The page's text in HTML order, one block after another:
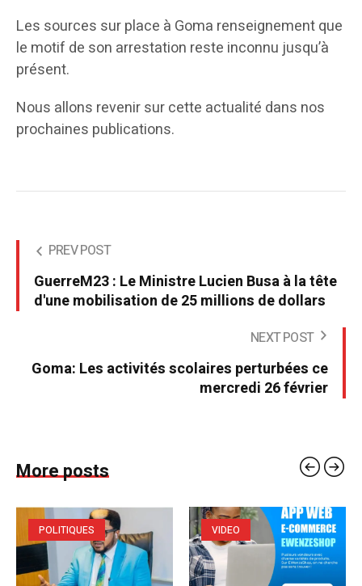
Les sources sur place à Goma renseignement que
le motif de son arrestation reste inconnu jusqu’à
présent.
Nous allons revenir sur cette actualité dans nos
prochaines publications.
PREV POST
GuerreM23 : Le Ministre Lucien Busa à la tête
d'une mobilisation de 25 millions de dollars
NEXT POST
Goma: Les activités scolaires perturbées ce
mercredi 26 février
More posts
POLITIQUES VIDEO